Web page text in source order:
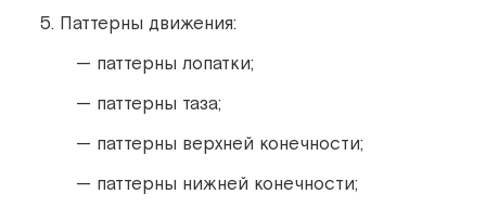
Паттерны движения:
— паттерны лопатки;
— паттерны таза;
— паттерны верхней конечности;
— паттерны нижней конечности;